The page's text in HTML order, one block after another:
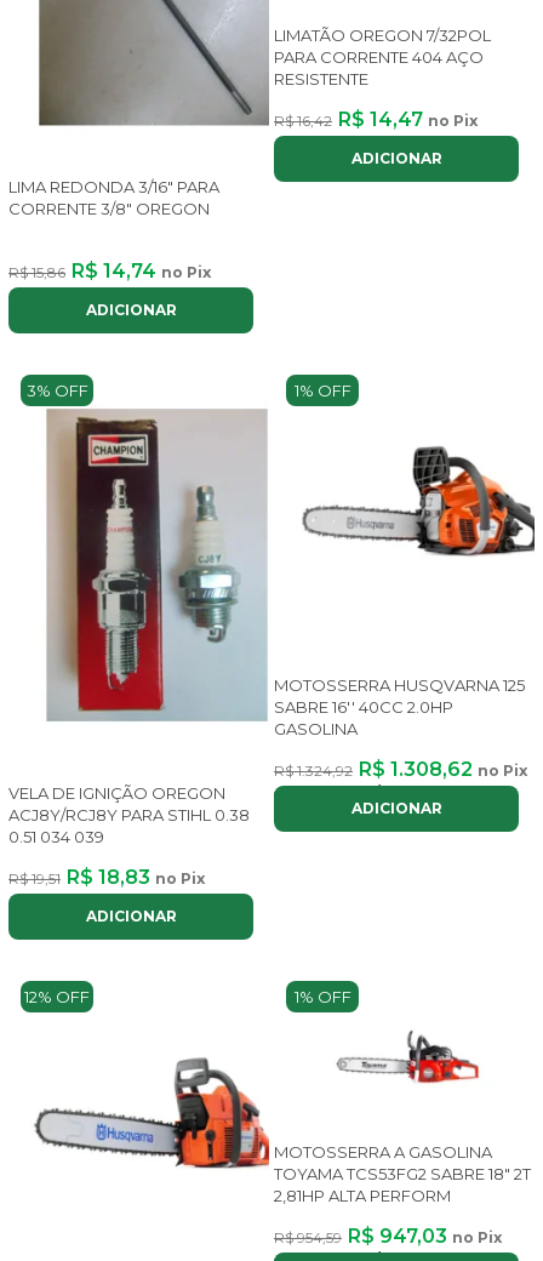
LIMA REDONDA 3/16" PARA
CORRENTE 3/8" OREGON
R$ 15,86 R$ 14,74 no Pix
ADICIONAR
LIMATÃO OREGON 7/32POL
PARA CORRENTE 404 AÇO
RESISTENTE
R$ 16,42 R$ 14,47 no Pix
ADICIONAR
3% OFF
VELA DE IGNIÇÃO OREGON
ACJ8Y/RCJ8Y PARA STIHL 0.38
0.51 034 039
R$ 19,51 R$ 18,83 no Pix
ADICIONAR
1% OFF
MOTOSSERRA HUSQVARNA 125
SABRE 16'' 40CC 2.0HP
GASOLINA
R$ 1.324,92 R$ 1.308,62 no Pix
ou até
ADICIONAR
12% OFF 1% OFF
MOTOSSERRA A GASOLINA
TOYAMA TCS53FG2 SABRE 18" 2T
2,81HP ALTA PERFORM
R$ 954,59 R$ 947,03 no Pix